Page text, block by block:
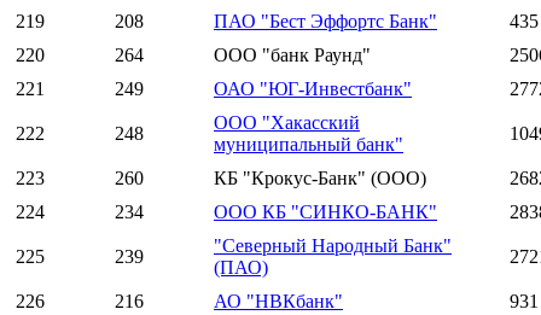
219
208 ПАО "Бест Эффортс Банк"
435
220
264 ООО "банк Раунд"
221
249 ОАО "ЮГ-Инвестбанк"
222 248
ООО "Хакасский
муниципальный банк"
223 260 КБ "Крокус-Банк" (ООО)
224
234 ООО КБ "СИНКО-БАНК"
225 239
"Северный Народный Банк"
(ПАО)
226 216 АО "НВКбанк"
931